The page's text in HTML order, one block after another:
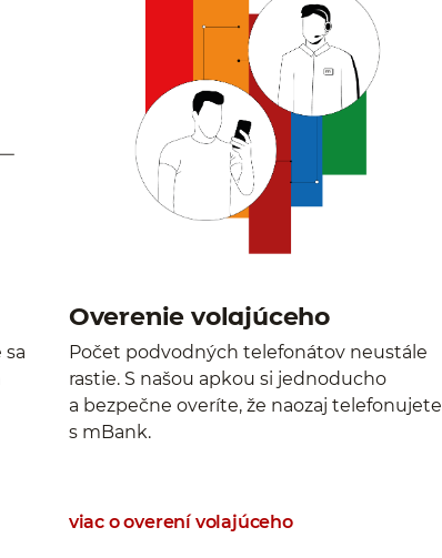
Overenie volajúceho
Počet podvodných telefonátov neustále
rastie. S našou apkou si jednoducho
a bezpečne overíte, že naozaj telefonujete
s mBank.
viac o overení volajúceho